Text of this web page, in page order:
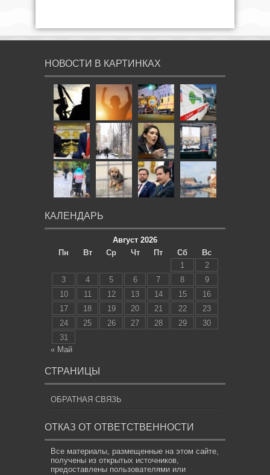
НОВОСТИ В КАРТИНКАХ
КАЛЕНДАРЬ
Август 2026
Пн
Вт Ср Чт Пт Сб
Вс
1
2
3
4 5 6 7 8
9
10
11 12 13 14 15
16
17
18 19 20 21 22
23
24
25 26 27 28 29
30
31
« Май
СТРАНИЦЫ
ОБРАТНАЯ СВЯЗЬ
ОТКАЗ ОТ ОТВЕТСТВЕННОСТИ
Все материалы, размещенные на этом сайте,
получены из открытых источников,
предоставлены пользователями или